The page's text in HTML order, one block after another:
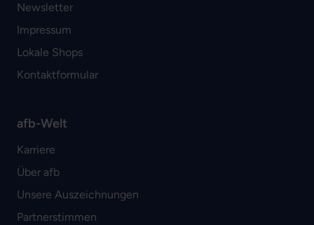
Newsletter
Impressum
Lokale Shops
Kontaktformular
afb-Welt
Karriere
Über afb
Unsere Auszeichnungen
Partnerstimmen